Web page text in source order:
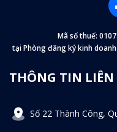
Mã số thuế:
tại Phòng đăng ký kinh
THÔNG TIN LIÊN
Số 22 Thành Công,